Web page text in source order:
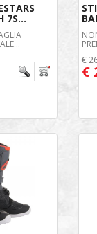
7S...
€
€